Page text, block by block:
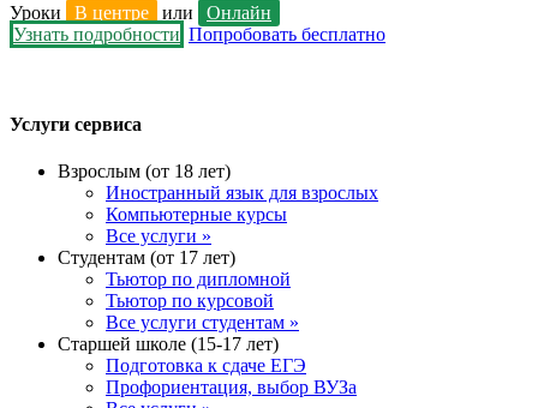
Уроки
В центре или
Онлайн
Узнать подробности Попробовать бесплатно
Услуги сервиса
Взрослым (от 18 лет)
Иностранный язык для взрослых
Компьютерные курсы
Все услуги »
Студентам (от 17 лет)
Тьютор по дипломной
Тьютор по курсовой
Все услуги студентам »
Старшей школе (15-17 лет)
Подготовка к сдаче ЕГЭ
Профориентация, выбор ВУЗа